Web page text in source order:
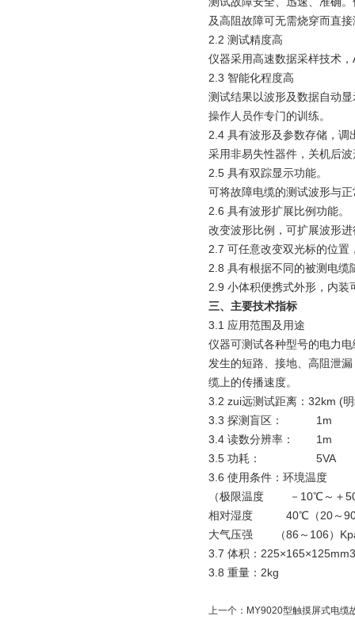
及高阻故障可无需烧穿而直
2.2 测试精度高
仪器采用高速数据采样技术
2.3 智能化程度高
测试结果以波形及数据自动
操作人员作专门的训练。
2.4 具有波形及参数存储，调
采用非易失性器件，关机后
2.5 具有双踪显示功能。
可将故障电缆的测试波形与
2.6 具有波形扩展比例功能。
改变波形比例，可扩展波形
2.7 可任意改变双光标的位置
2.8 具有根据不同的被测电缆
2.9 小体积便携式外形，内装
三、主要技术指标
3.1 应用范围及用途
仪器可测试各种型号的电力
发生的短路、接地、高阻泄
缆上的传播速度。
3.2 zui远测试距离：32km (
3.3 探测盲区： 1m
3.4 读数分辨率： 1m
3.5 功耗： 5VA
3.6 使用条件：环境温
（极限温度 －10℃～＋
相对湿度 40℃（20～90
大气压强 （86～106）
3.7 体积：225×165×125mm3
3.8 重量：2kg
上一个： MY9020型触摸屏式电缆